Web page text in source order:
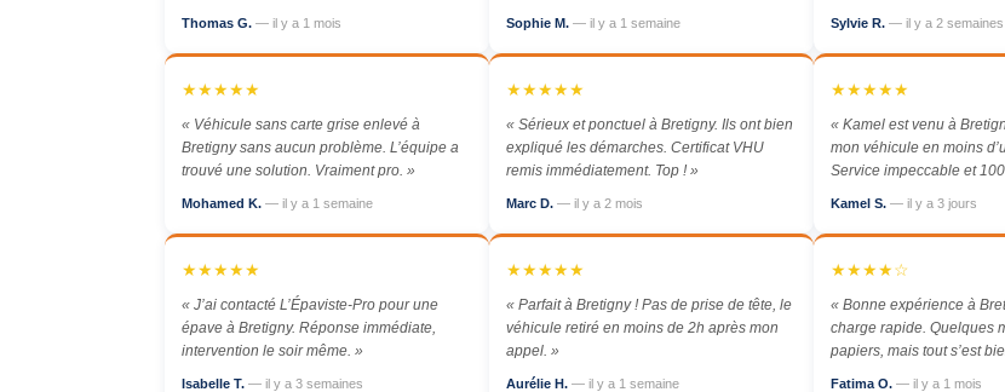
Thomas G. — il y a 1 mois Sophie M. — il y a 1 semaine Sylvie R. — il y a 2 semaines
★★★★★
« Véhicule sans carte grise enlevé à
Bretigny sans aucun problème. L’équipe a
trouvé une solution. Vraiment pro. »
Mohamed K. — il y a 1 semaine
★★★★★
« Sérieux et ponctuel à Bretigny. Ils ont bien
expliqué les démarches. Certificat VHU
remis immédiatement. Top ! »
Marc D. — il y a 2 mois
★★★★★
« Kamel est venu à
mon véhicule en moins
Service impeccable et
Kamel S. — il y a 3 jours
★★★★★
« J’ai contacté L’Épaviste-Pro pour une
épave à Bretigny. Réponse immédiate,
intervention le soir même. »
Isabelle T. — il y a 3 semaines
★★★★★
« Parfait à Bretigny ! Pas de prise de tête, le
véhicule retiré en moins de 2h après mon
appel. »
Aurélie H. — il y a 1 semaine
★★★★☆
« Bonne expérience à
charge rapide. Quelques
papiers, mais tout s’est
Fatima O. — il y a 1 mois